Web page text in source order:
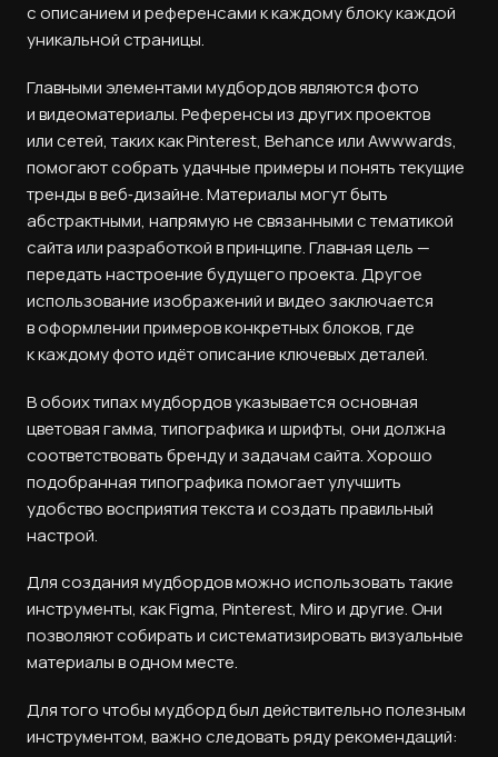
с описанием и референсами к каждому блоку каждой
уникальной страницы.
Главными элементами мудбордов являются фото
и видеоматериалы. Референсы из других проектов
или сетей, таких как Pinterest, Behance или Awwwards,
помогают собрать удачные примеры и понять текущие
тренды в веб‑дизайне. Материалы могут быть
абстрактными, напрямую не связанными с тематикой
сайта или разработкой в принципе. Главная цель —
передать настроение будущего проекта. Другое
использование изображений и видео заключается
в оформлении примеров конкретных блоков, где
к каждому фото идёт описание ключевых деталей.
В обоих типах мудбордов указывается основная
цветовая гамма, типографика и шрифты, они должна
соответствовать бренду и задачам сайта. Хорошо
подобранная типографика помогает улучшить
удобство восприятия текста и создать правильный
настрой.
Для создания мудбордов можно использовать такие
инструменты, как Figma, Pinterest, Miro и другие. Они
позволяют собирать и систематизировать визуальные
материалы в одном месте.
Для того чтобы мудборд был действительно полезным
инструментом, важно следовать ряду рекомендаций: